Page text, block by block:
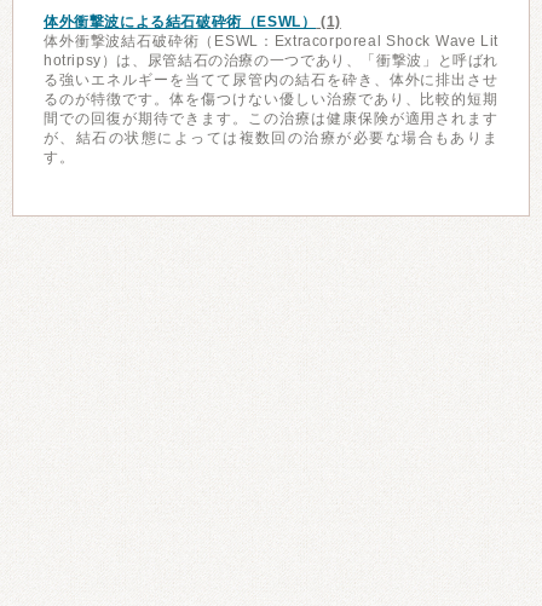
体外衝撃波による結石破砕術（ESWL）
(1)
体外衝撃波結石破砕術（ESWL：Extracorporeal Shock Wave Lit
hotripsy）は、尿管結石の治療の一つであり、「衝撃波」と呼ばれ
る強いエネルギーを当てて尿管内の結石を砕き、体外に排出させ
るのが特徴です。体を傷つけない優しい治療であり、比較的短期
間での回復が期待できます。この治療は健康保険が適用されます
が、結石の状態によっては複数回の治療が必要な場合もありま
す。